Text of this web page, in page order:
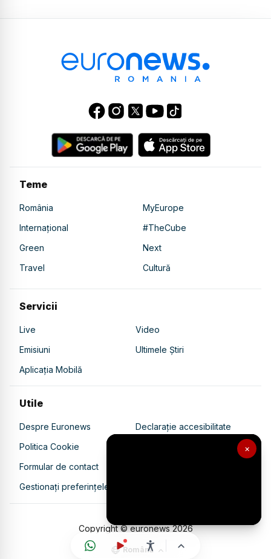
×
Teme
România
MyEurope
Internațional
#TheCube
Green
Next
Travel
Cultură
Servicii
Live
Video
Emisiuni
Ultimele Știri
Aplicația Mobilă
Utile
Despre Euronews
Declarație accesibilitate
Politica Cookie
Politica de confidențialitate
Formular de contact
Gestionați preferințele
Copyright © euronews2026
Română